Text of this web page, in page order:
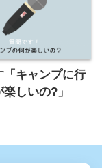
「キャンプに行
しいの?」